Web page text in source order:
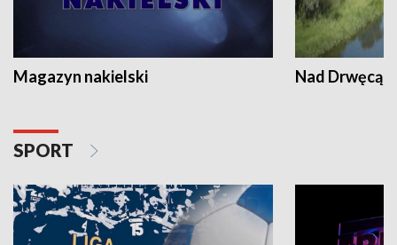
Magazyn nakielski Nad Drwęcą
SPORT